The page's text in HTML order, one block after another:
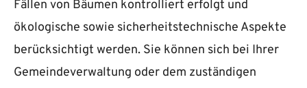
Fällen von Bäumen kontrolliert erfolgt und
ökologische sowie sicherheitstechnische Aspekte
berücksichtigt werden. Sie können sich bei Ihrer
Gemeindeverwaltung oder dem zuständigen